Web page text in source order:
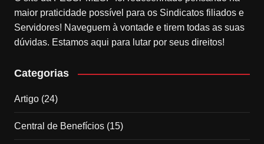
maior praticidade possível para os Sindicatos filiados e
Servidores! Naveguem à vontade e tirem todas as suas
dúvidas. Estamos aqui para lutar por seus direitos!
Categorias
Artigo(24)
Central de Benefícios(15)